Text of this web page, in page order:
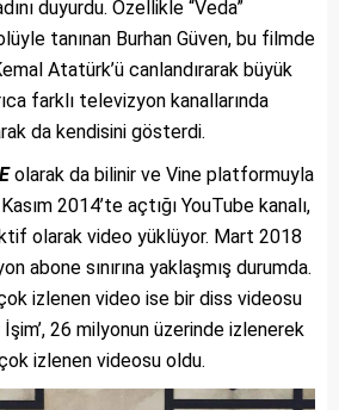
duyurdu. Özellikle “Veda”
tanınan Burhan Güven, bu filmde
Atatürk’ü canlandırarak büyük
farklı televizyon kanallarında
da kendisini gösterdi.
olarak da bilinir ve Vine platformuyla
2014’te açtığı YouTube kanalı,
olarak video yüklüyor. Mart 2018
abone sınırına yaklaşmış durumda.
izlenen video ise bir diss videosu
26 milyonun üzerinde izlenerek
izlenen videosu oldu.